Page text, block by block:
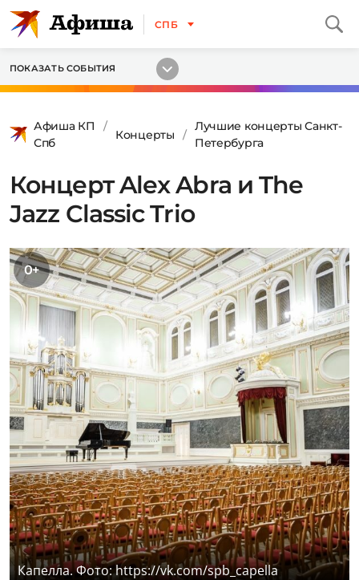
СПБ
ПОКАЗАТЬ СОБЫТИЯ
Афиша КП
Спб
Концерты
Лучшие концерты Санкт-
Петербурга
Концерт Alex Abra и The
Jazz Classic Trio
0+
Капелла. Фото: https://vk.com/spb_capella